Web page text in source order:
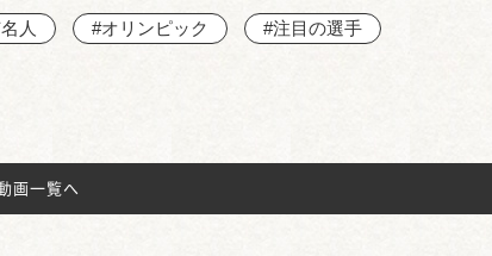
人 #オリンピック #注目の選手
画一覧へ